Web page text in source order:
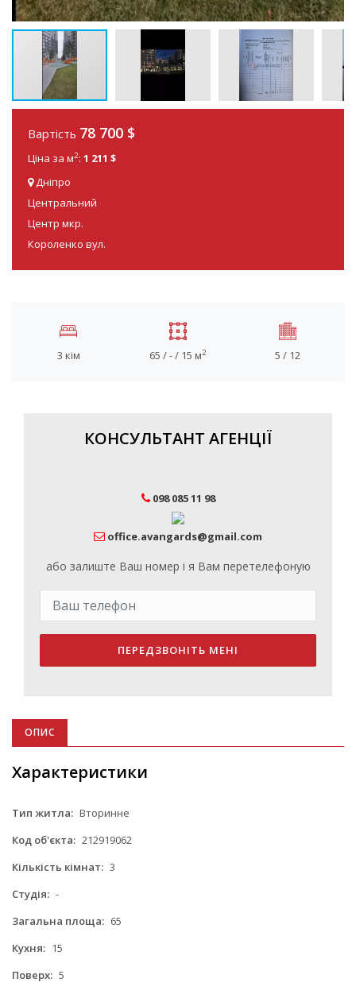
Вартість 78 700 $
Ціна за м2: 1 211 $
Дніпро
Центральний
Центр мкр.
Короленко вул.
3 кім 65 / - / 15 м2 5 / 12
КОНСУЛЬТАНТ АГЕНЦІЇ
098 085 11 98
office.avangards@gmail.com
або залиште Ваш номер і я Вам перетелефоную
ПЕРЕДЗВОНІТЬ МЕНІ
ОПИС
Характеристики
Тип житла: Вторинне
Код об'єкта: 212919062
Кількість кімнат: 3
Студія: -
Загальна площа: 65
Кухня: 15
Поверх: 5